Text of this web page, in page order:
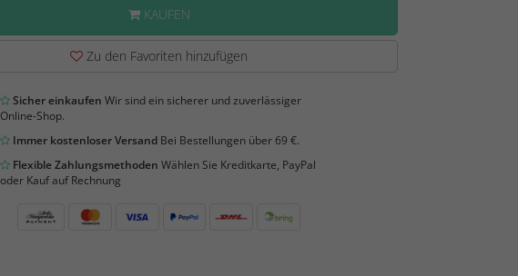
KAUFEN
Zu den Favoriten hinzufügen
Sicher einkaufen Wir sind ein sicherer und zuverlässiger
Online-Shop.
Immer kostenloser VersandBei Bestellungen über 69 €.
Flexible Zahlungsmethoden Wählen Sie Kreditkarte, PayPal
oder Kauf auf Rechnung